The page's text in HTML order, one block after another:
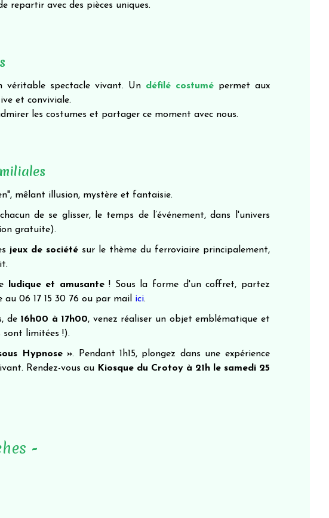
repartir avec des pièces uniques.
spectacle vivant. Un défilé costumépermet aux
et conviviale.
les costumes et partager ce moment avec nous.
mêlant illusion, mystère et fantaisie.
de se glisser, le temps de l’événement, dans l'univers
gratuite).
jeux de société sur le thème du ferroviaire principalement,
ludique et amusante! Sous la forme d'un coffret, partez
06 17 15 30 76 ou par mail ici.
de 16h00 à 17h00, venez réaliser un objet emblématique et
sont limitées !).
Hypnose ». Pendant 1h15, plongez dans une expérience
Rendez-vous au Kiosque du Crotoy à 21h le samedi 25
-